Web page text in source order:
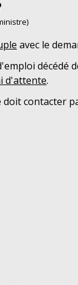
avec le
décédé
d'attente.
doit contacter